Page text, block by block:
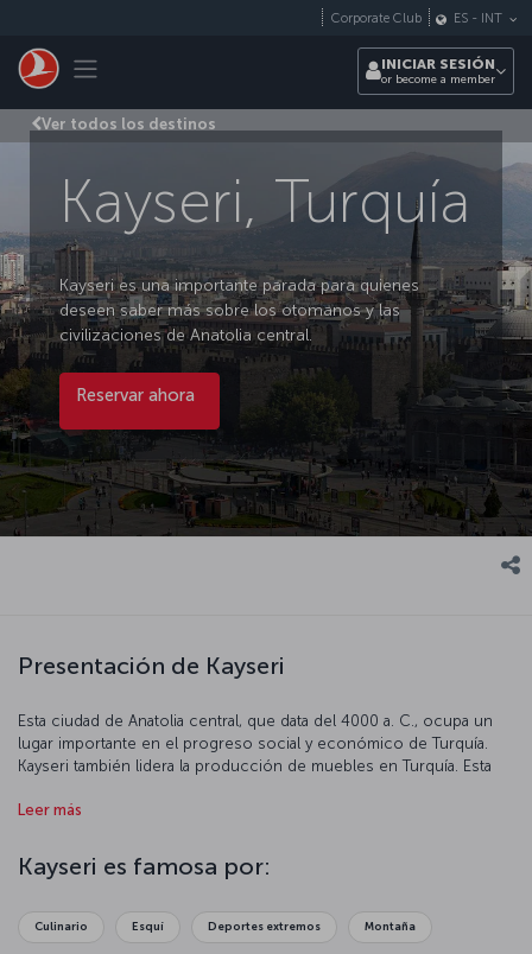
Toggle navigation
Corporate Club ES - INT
INICIAR SESIÓN
or become a member
Ver todos los destinos
Kayseri, Turquía
Kayseri es una importante parada para quienes
deseen saber más sobre los otomanos y las
civilizaciones de Anatolia central.
Reservar ahora
Presentación de Kayseri
Esta ciudad de Anatolia central, que data del 4000 a. C., ocupa un
lugar importante en el progreso social y económico de Turquía.
Kayseri también lidera la producción de muebles en Turquía. Esta
espera.
Leer más
Kayseri es famosa por:
Culinario Esquí Deportes extremos Montaña